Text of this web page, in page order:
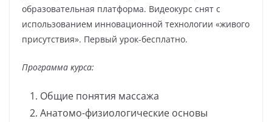
образовательная платформа. Видеокурс снят с
использованием инновационной технологии «живого
присутствия». Первый урок-бесплатно.
Программа курса:
Общие понятия массажа
Анатомо-физиологические основы